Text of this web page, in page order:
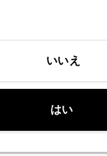
戦略における「金」
いいえ
はい